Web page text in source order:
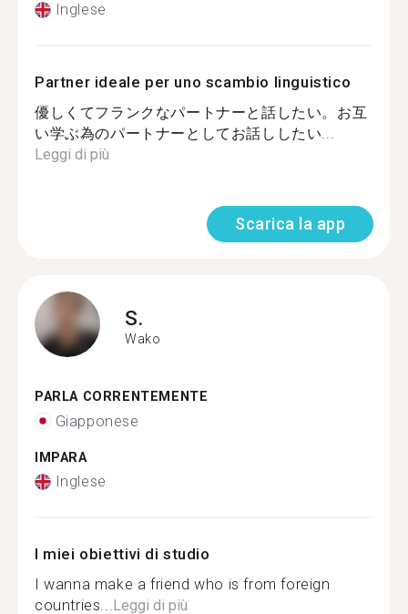
Inglese
Partner ideale per uno scambio linguistico
優しくてフランクなパートナーと話したい。お互
い学ぶ為のパートナーとしてお話ししたい...
Leggi di più
Scarica la app
S.
Wako
PARLA CORRENTEMENTE
Giapponese
IMPARA
Inglese
I miei obiettivi di studio
I wanna make a friend who is from foreign
countries...Leggi di più